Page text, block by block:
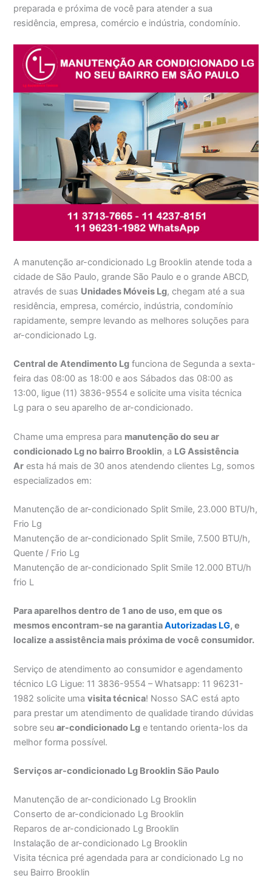
preparada e próxima de você para atender a sua
residência, empresa, comércio e indústria, condomínio.
A manutenção ar-condicionado Lg Brooklin atende toda a
cidade de São Paulo, grande São Paulo e o grande ABCD,
através de suas Unidades Móveis Lg, chegam até a sua
residência, empresa, comércio, indústria, condomínio
rapidamente, sempre levando as melhores soluções para
ar-condicionado Lg.
Central de Atendimento Lg funciona de Segunda a sexta-
feira das 08:00 as 18:00 e aos Sábados das 08:00 as
13:00, ligue (11) 3836-9554 e solicite uma visita técnica
Lg para o seu aparelho de ar-condicionado.
Chame uma empresa para manutenção do seu ar
condicionado Lg no bairro Brooklin, a LG Assistência
Ar esta há mais de 30 anos atendendo clientes Lg, somos
especializados em:
Manutenção de ar-condicionado Split Smile, 23.000 BTU/h,
Frio Lg
Manutenção de ar-condicionado Split Smile, 7.500 BTU/h,
Quente / Frio Lg
Manutenção de ar-condicionado Split Smile 12.000 BTU/h
frio L
Para aparelhos dentro de 1 ano de uso, em que os
mesmos encontram-se na garantiaAutorizadas LG, e
localize a assistência mais próxima de você consumidor.
Serviço de atendimento ao consumidor e agendamento
técnico LG Ligue: 11 3836-9554 – Whatsapp: 11 96231-
1982 solicite umavisita técnica! Nosso SAC está apto
para prestar um atendimento de qualidade tirando dúvidas
sobre seuar-condicionado Lg e tentando orienta-los da
melhor forma possível.
Serviços ar-condicionado Lg Brooklin São Paulo
Manutenção de ar-condicionado Lg Brooklin
Conserto de ar-condicionado Lg Brooklin
Reparos de ar-condicionado Lg Brooklin
Instalação de ar-condicionado Lg Brooklin
Visita técnica pré agendada para ar condicionado Lg no
seu Bairro Brooklin